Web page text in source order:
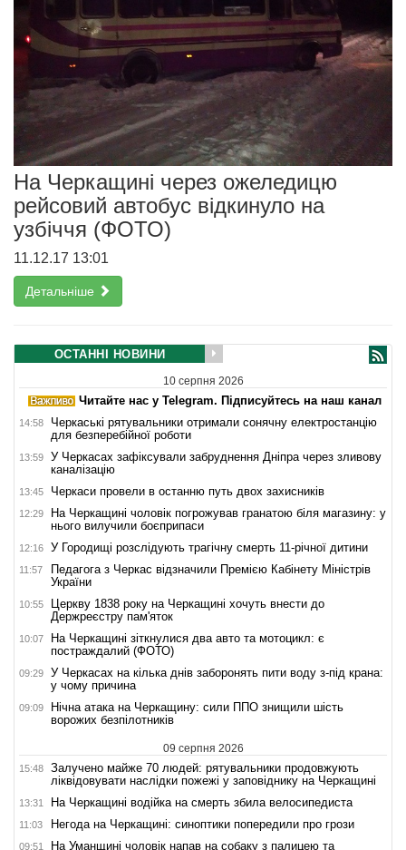
На Черкащині через ожеледицю
рейсовий автобус відкинуло на
узбіччя (ФОТО)
11.12.17 13:01
Детальніше
ОСТАННІ НОВИНИ
10 серпня 2026
Читайте нас у Telegram. Підписуйтесь на наш канал
14:58
Черкаські рятувальники отримали сонячну електростанцію
для безперебійної роботи
13:59
У Черкасах зафіксували забруднення Дніпра через зливову
каналізацію
13:45 Черкаси провели в останню путь двох захисників
12:29
На Черкащині чоловік погрожував гранатою біля магазину: у
нього вилучили боєприпаси
12:16 У Городищі розслідують трагічну смерть 11-річної дитини
11:57
Педагога з Черкас відзначили Премією Кабінету Міністрів
України
10:55
Церкву 1838 року на Черкащині хочуть внести до
Держреєстру пам'яток
10:07
На Черкащині зіткнулися два авто та мотоцикл: є
постраждалий (ФОТО)
09:29
У Черкасах на кілька днів заборонять пити воду з-під крана:
у чому причина
09:09
Нічна атака на Черкащину: сили ППО знищили шість
ворожих безпілотників
09 серпня 2026
15:48
Залучено майже 70 людей: рятувальники продовжують
ліквідовувати наслідки пожежі у заповіднику на Черкащині
13:31 На Черкащині водійка на смерть збила велосипедиста
11:03 Негода на Черкащині: синоптики попередили про грози
09:51 На Уманщині чоловік напав на собаку з палицею та